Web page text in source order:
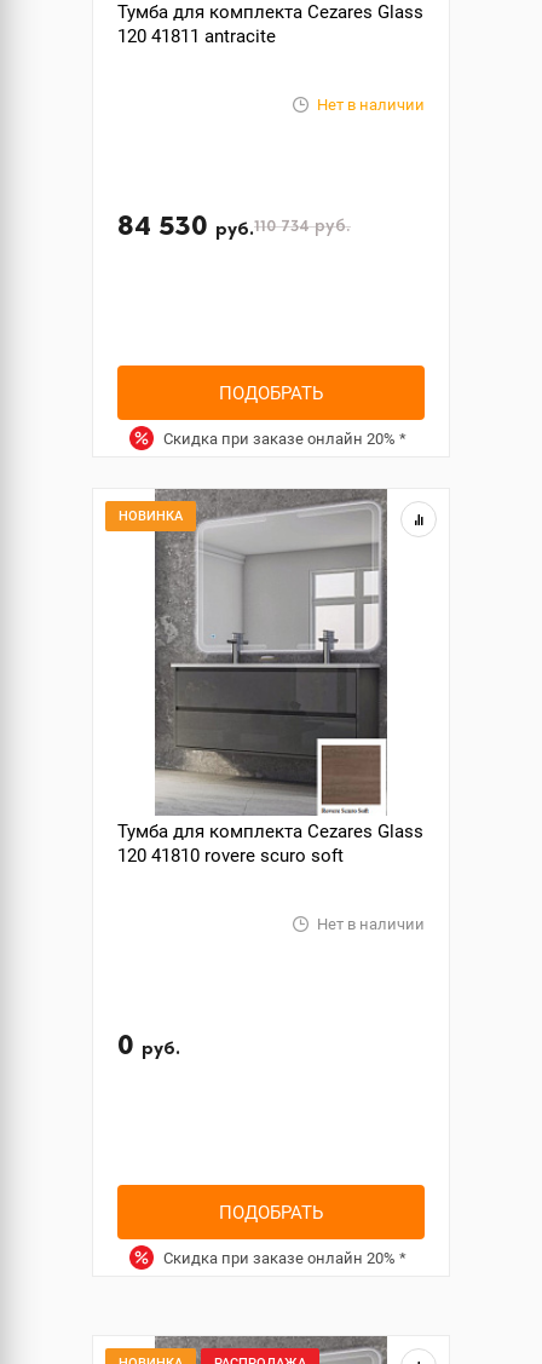
Тумба для комплекта Cezares Glass
120 41811 antracite
Нет в наличии
84 530 руб.110 734руб.
ПОДОБРАТЬ
Скидка при заказе онлайн 20% *
НОВИНКА
Тумба для комплекта Cezares Glass
120 41810 rovere scuro soft
Нет в наличии
0 руб.
ПОДОБРАТЬ
Скидка при заказе онлайн 20% *